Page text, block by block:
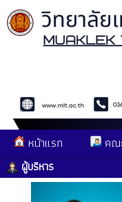
หน้าแรก คณ
ผู้บริหาร